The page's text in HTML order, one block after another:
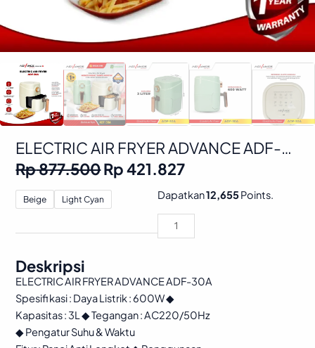
ELECTRIC AIR FRYER ADVANCE ADF-
30A
Rp877.500Original
price
was:
Rp 877.500.
Rp421.827Current
is:
Beige Light Cyan Dapatkan12,655Points.
ELECTRIC
AIR
FRYER
30A
quantity
Deskripsi
ELECTRIC AIR FRYER ADVANCE ADF-30A
Spesifi kasi : Daya Listrik : 600W ◆
Kapasitas : 3L ◆ Tegangan : AC220/50Hz
◆ Pengatur Suhu & Waktu